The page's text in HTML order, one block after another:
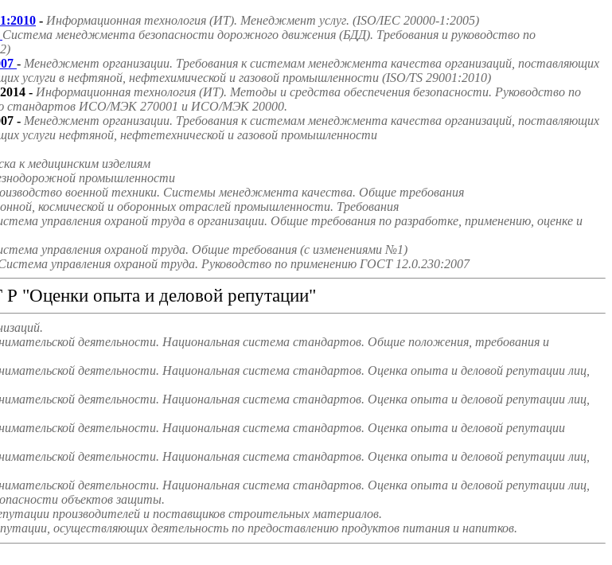
- Информационная технология (ИТ). Менеджмент услуг. (ISO/IEC 20000-1:2005)
Система менеджмента безопасности дорожного движения (БДД). Требования и руководство по
- Менеджмент организации. Требования к системам менеджмента качества организаций, поставляющих
услуги в нефтяной, нефтехимической и газовой промышленности (ISO/TS 29001:2010)
- Информационная технология (ИТ). Методы и средства обеспечения безопасности. Руководство по
стандартов ИСО/МЭК 270001 и ИСО/МЭК 20000.
- Менеджмент организации. Требования к системам менеджмента качества организаций, поставляющих
услуги нефтяной, нефтетехнической и газовой промышленности
к медицинским изделиям
промышленности
военной техники. Системы менеджмента качества. Общие требования
космической и оборонных отраслей промышленности. Требования
управления охраной труда в организации. Общие требования по разработке, применению, оценке и
управления охраной труда. Общие требования (с изменениями №1)
управления охраной труда. Руководство по применению ГОСТ 12.0.230:2007
"Оценки опыта и деловой репутации"
деятельности. Национальная система стандартов. Общие положения, требования и
деятельности. Национальная система стандартов. Оценка опыта и деловой репутации лиц,
деятельности. Национальная система стандартов. Оценка опыта и деловой репутации лиц,
деятельности. Национальная система стандартов. Оценка опыта и деловой репутации
деятельности. Национальная система стандартов. Оценка опыта и деловой репутации лиц,
деятельности. Национальная система стандартов. Оценка опыта и деловой репутации лиц,
объектов защиты.
производителей и поставщиков строительных материалов.
осуществляющих деятельность по предоставлению продуктов питания и напитков.